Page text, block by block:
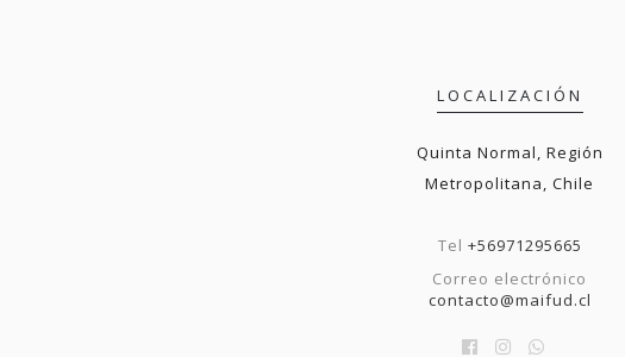
LOCALIZACIÓN
Quinta Normal, Región
Metropolitana, Chile
Tel +56971295665
Correo electrónico
contacto@maifud.cl